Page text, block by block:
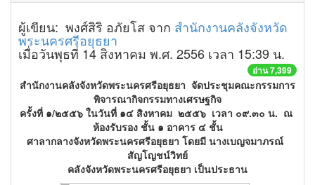
ผู้เขียน: พงศ์สิริ อภัยโส จาก สำนักงานคลังจังหวัด
พระนครศรีอยุธยา
เมื่อวันพุธที่ 14 สิงหาคม พ.ศ. 2556 เวลา 15:39 น.
อ่าน 7,399
สำนักงานคลังจังหวัดพระนครศรีอยุธยา จัดประชุมคณะกรรมการ
พิจารณากิจกรรมทางเศรษฐกิจ
ครั้งที่ ๑/๒๕๕๖ ในวันที่ ๑๔ สิงหาคม ๒๕๕๖ เวลา ๐๙.๓๐ น. ณ
ห้องรับรอง ชั้น ๑ อาคาร ๔ ชั้น
ศาลากลางจังหวัดพระนครศรีอยุธยา โดยมี นางเบญจมาภรณ์
สัญโญชน์วิทย์
คลังจังหวัดพระนครศรีอยุธยา เป็นประธาน